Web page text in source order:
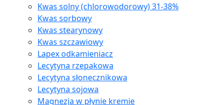
Kwas solny (chlorowodorowy) 31-38%
Kwas sorbowy
Kwas stearynowy
Kwas szczawiowy
Lapex odkamieniacz
Lecytyna rzepakowa
Lecytyna słonecznikowa
Lecytyna sojowa
Magnezja w płynie kremie